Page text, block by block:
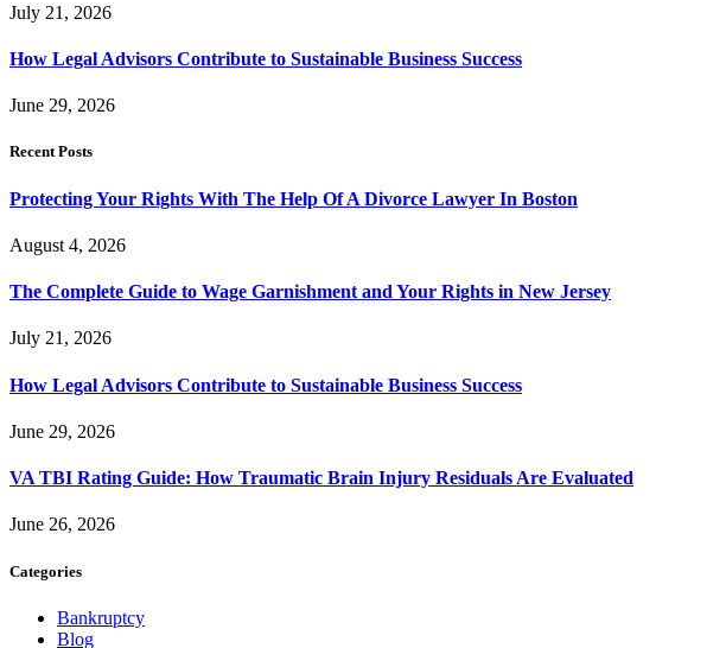
July 21, 2026
How Legal Advisors Contribute to Sustainable Business Success
June 29, 2026
Recent Posts
Protecting Your Rights With The Help Of A Divorce Lawyer In Boston
August 4, 2026
The Complete Guide to Wage Garnishment and Your Rights in New Jersey
July 21, 2026
How Legal Advisors Contribute to Sustainable Business Success
June 29, 2026
VA TBI Rating Guide: How Traumatic Brain Injury Residuals Are Evaluated
June 26, 2026
Categories
Bankruptcy
Blog